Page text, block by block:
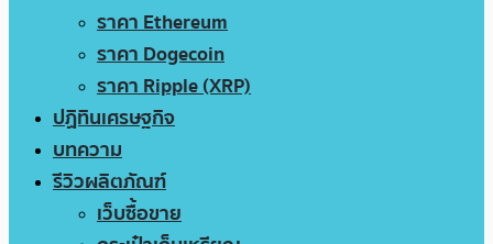
ราคา Ethereum
ราคา Dogecoin
ราคา Ripple (XRP)
ปฏิทินเศรษฐกิจ
บทความ
รีวิวผลิตภัณฑ์
เว็บซื้อขาย